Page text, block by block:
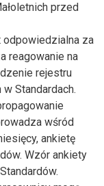
przed
odpowiedzialna za
reagowanie na
rejestru
Standardach.
wśród
ankietę
Wzór ankiety